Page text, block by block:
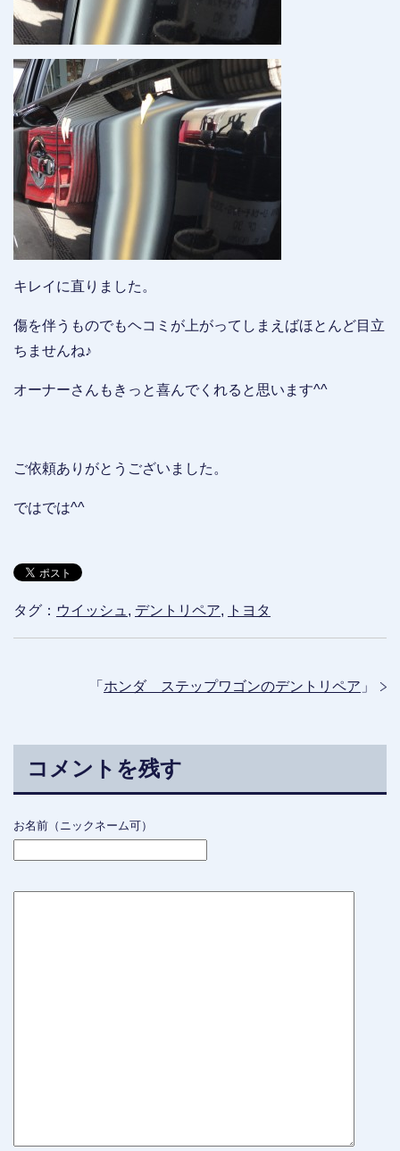
キレイに直りました。
傷を伴うものでもヘコミが上がってしまえばほとんど目立
ちませんね♪
オーナーさんもきっと喜んでくれると思います^^
ご依頼ありがとうございました。
ではでは^^
タグ： ウイッシュ , デントリペア, トヨタ
「 ホンダ ステップワゴンのデントリペア 」
コメントを残す
お名前（ニックネーム可）